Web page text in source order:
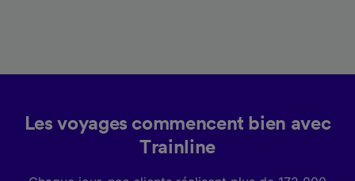
Les voyages commencent bien avec
Trainline